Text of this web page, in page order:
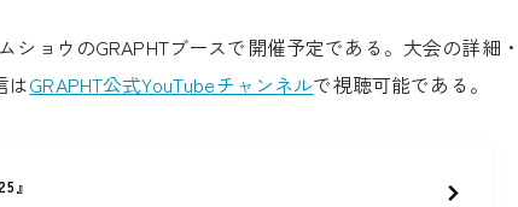
ョウのGRAPHTブースで開催予定である。大会の詳細・
はGRAPHT公式YouTubeチャンネルで視聴可能である。
』